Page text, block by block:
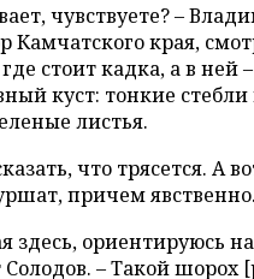
чувствуете? –
Камчатского края,
стоит кадка, а в ней
куст: тонкие стебли
листья.
что трясется. А
причем явственно.
здесь, ориентируюсь
Солодов. – Такой шорох